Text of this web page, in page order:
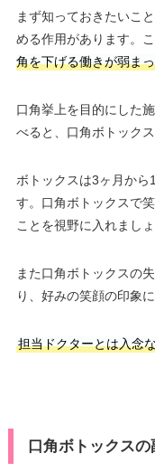
まず知っておきたいこ
める作用があります。
角を下げる働きが弱ま
口角挙上を目的にした
べると、口角ボトック
ボトックスは3ヶ月から
す。口角ボトックスで
ことを視野に入れましょ
また口角ボトックスの
り、好みの笑顔の印象
担当ドクターとは入念
口角ボトックス